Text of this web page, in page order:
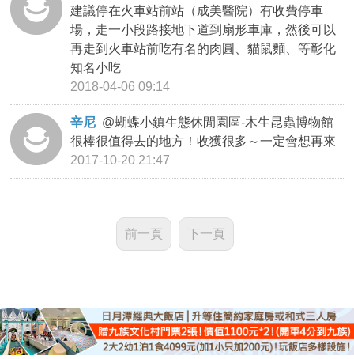
建議停在火車站前站（成美醫院）有收費停車
場，走一小段路接地下道到扇形車庫，然後可以
再走到火車站前吃有名的肉圓、貓鼠麵、等彰化
知名小吃
2018-04-06 09:14
辛尼 @蝴蝶小鎮生態休閒園區-木生昆蟲博物館
很棒很值得去的地方！收獲很多～一定會想再來
2017-10-20 21:47
前一頁 下一頁